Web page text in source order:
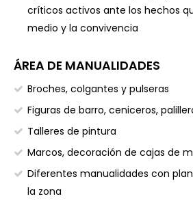
críticos activos ante los hechos
medio y la convivencia
ÁREA DE MANUALIDADES
Broches, colgantes y pulseras
Figuras de barro, ceniceros,
Talleres de pintura
Marcos, decoración de cajas de
Diferentes manualidades con
la zona